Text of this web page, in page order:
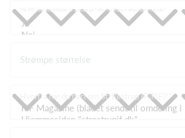
Må RIF benytte billeder til opslag på f.eks. holdsport eller hjemmeside
Strømpe størrelse
Hvorfra har du hørt om St. Restrup IF (RIF)?